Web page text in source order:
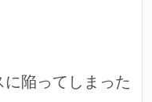
陥ってしまった